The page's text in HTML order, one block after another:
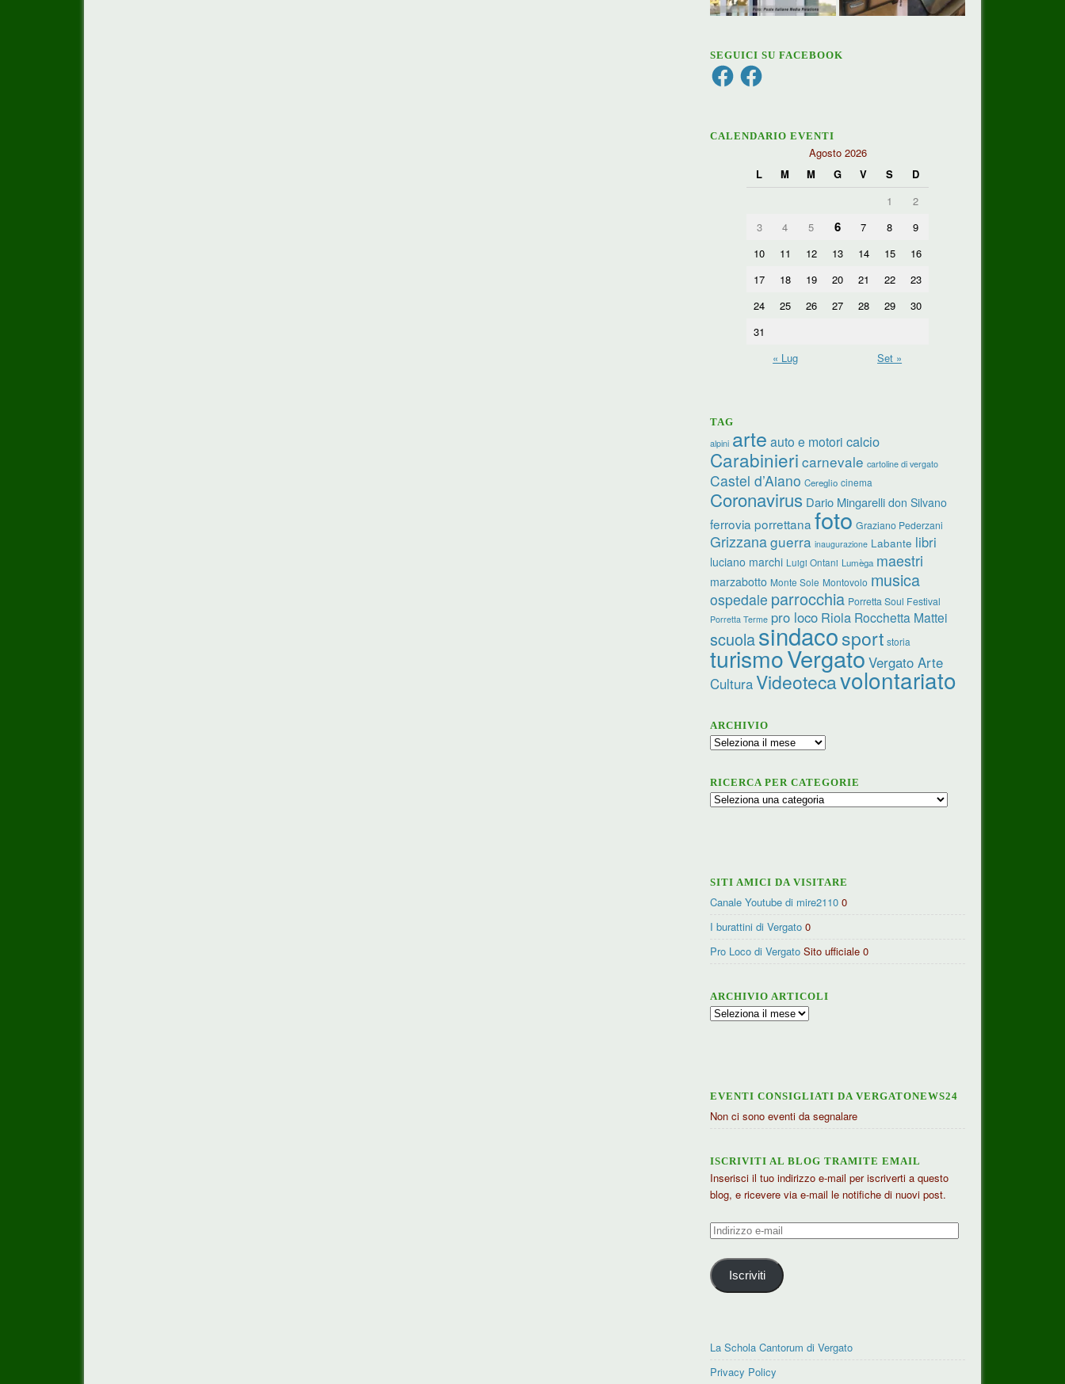
SEGUICI SU FACEBOOK
FacebookFacebook
CALENDARIO EVENTI
Agosto 2026
L
M M G V S
D
1
2
3
4 5 6 7 8
9
10
11 12 13 14 15
16
17
18 19 20 21 22
23
24
25 26 27 28 29
30
31
« Lug
Set »
TAG
alpini arte auto e motori calcio
Carabinieri carnevale cartoline di vergato
Castel d’Aiano Cereglio cinema
Coronavirus Dario Mingarelli don Silvano
ferrovia porrettana foto Graziano Pederzani
Grizzanaguerra inaugurazione Labante libri
luciano marchi Luigi Ontani Lumèga maestri
marzabotto Monte Sole Montovolo musica
ospedale parrocchia Porretta Soul Festival
Porretta Terme pro loco Riola Rocchetta Mattei
scuolasindacosport storia
turismoVergato Vergato Arte
CulturaVideotecavolontariato
ARCHIVIO
Archivio
RICERCA PER CATEGORIE
Ricerca
SITI AMICI DA VISITARE
Canale Youtube di mire2110 0
I burattini di Vergato 0
Pro Loco di Vergato Sito ufficiale 0
ARCHIVIO ARTICOLI
Archivio
EVENTI CONSIGLIATI DA VERGATONEWS24
Non ci sono eventi da segnalare
ISCRIVITI AL BLOG TRAMITE EMAIL
Inserisci il tuo indirizzo e-mail per iscriverti a questo
blog, e ricevere via e-mail le notifiche di nuovi post.
Indirizzo
mail
Iscriviti
La Schola Cantorum di Vergato
Privacy Policy